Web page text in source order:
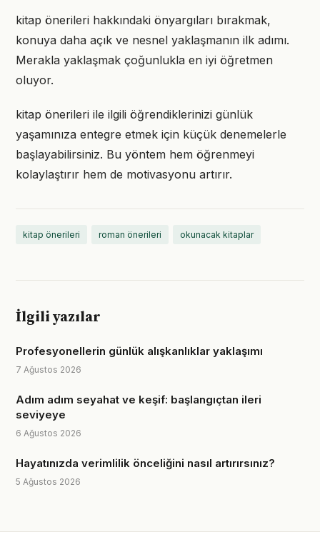
kitap önerileri hakkındaki önyargıları bırakmak,
konuya daha açık ve nesnel yaklaşmanın ilk adımı.
Merakla yaklaşmak çoğunlukla en iyi öğretmen
oluyor.
kitap önerileri ile ilgili öğrendiklerinizi günlük
yaşamınıza entegre etmek için küçük denemelerle
başlayabilirsiniz. Bu yöntem hem öğrenmeyi
kolaylaştırır hem de motivasyonu artırır.
kitap önerileri roman önerileri okunacak kitaplar
İlgili yazılar
Profesyonellerin günlük alışkanlıklar yaklaşımı
7 Ağustos 2026
Adım adım seyahat ve keşif: başlangıçtan ileri
seviyeye
6 Ağustos 2026
Hayatınızda verimlilik önceliğini nasıl artırırsınız?
5 Ağustos 2026